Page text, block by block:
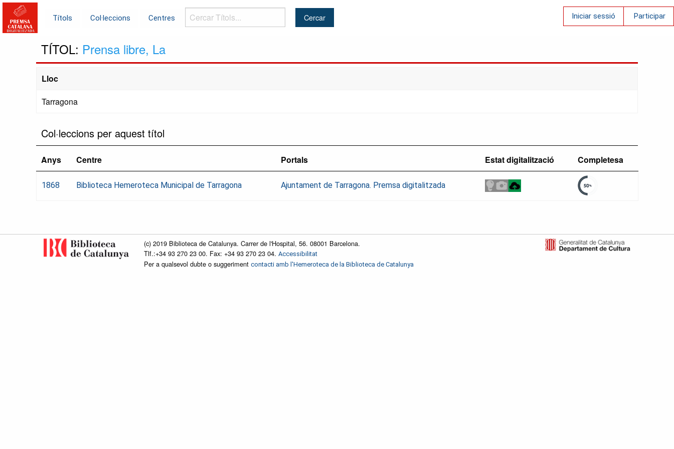
Títols Col·leccions Centres
Cercar
Títols...
Iniciar sessió Participar
TÍTOL: Prensa libre, La
Lloc
Tarragona
Col·leccions per aquest títol
Anys Centre Portals Estat digitalització Completesa
1868 Biblioteca Hemeroteca Municipal de Tarragona Ajuntament de Tarragona. Premsa digitalitzada
(c) 2019 Biblioteca de Catalunya. Carrer de l'Hospital, 56. 08001 Barcelona.
Tlf.:+34 93 270 23 00. Fax: +34 93 270 23 04. Accessibilitat
Per a qualsevol dubte o suggeriment contacti amb l'Hemeroteca de la Biblioteca de Catalunya